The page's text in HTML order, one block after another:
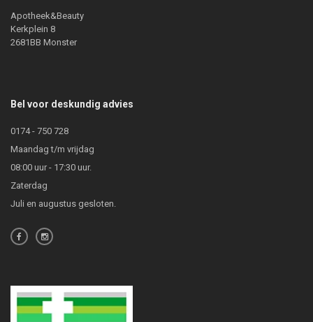
Apotheek&Beauty
Kerkplein 8
2681BB Monster
Bel voor deskundig advies
0174 - 750 728
Maandag t/m vrijdag
08:00 uur - 17:30 uur.
Zaterdag
Juli en augustus gesloten.